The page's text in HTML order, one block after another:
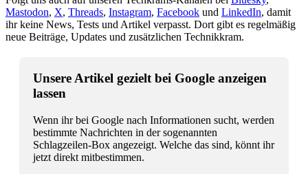
Mastodon, X, Threads, Instagram, Facebook und LinkedIn, damit
ihr keine News, Tests und Artikel verpasst. Dort gibt es regelmäßig
neue Beiträge, Updates und zusätzlichen Technikkram.
Unsere Artikel gezielt bei Google anzeigen
lassen
Wenn ihr bei Google nach Informationen sucht, werden
bestimmte Nachrichten in der sogenannten
Schlagzeilen-Box angezeigt. Welche das sind, könnt ihr
jetzt direkt mitbestimmen.